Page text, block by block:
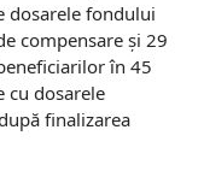
dosarele fondului
compensare și 29
în 45
cu dosarele
finalizarea